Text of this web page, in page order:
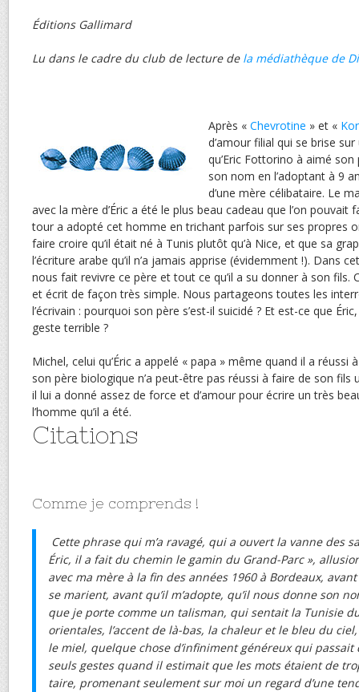
Éditions Gallimard
Lu dans le cadre du club de lecture dela médiathèque de
Après « Chevrotine » et «
d’amour filial qui se brise sur
qu’Eric Fottorino à aimé
son nom en l’adoptant à 9
d’une mère célibataire. Le
avec la mère d’Éric a été le plus beau cadeau que l’on
tour a adopté cet homme en trichant parfois sur ses propres
faire croire qu’il était né à Tunis plutôt qu’à Nice, et que sa
l’écriture arabe qu’il n’a jamais apprise (évidemment !). Dans
nous fait revivre ce père et tout ce qu’il a su donner à son fils.
et écrit de façon très simple. Nous partageons toutes les
l’écrivain : pourquoi son père s’est-il suicidé ? Et est-ce que
geste terrible ?
Michel, celui qu’Éric a appelé « papa » même quand il a réussi
son père biologique n’a peut-être pas réussi à faire de son fils
il lui a donné assez de force et d’amour pour écrire un très
l’homme qu’il a été.
Citations
Comme je comprends !
Cette phrase qui m’a ravagé, qui a ouvert la vanne des
Éric, il a fait du chemin le gamin du Grand-Parc »,
avec ma mère à la fin des années 1960 à Bordeaux,
se marient, avant qu’il m’adopte, qu’il nous donne son
que je porte comme un talisman, qui sentait la Tunisie
orientales, l’accent de là-bas, la chaleur et le bleu du
le miel, quelque chose d’infiniment généreux qui passait
seuls gestes quand il estimait que les mots étaient de
taire, promenant seulement sur moi un regard d’une